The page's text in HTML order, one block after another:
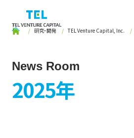
研究・開発 TEL Venture Capital, Inc.
News Room
2025年